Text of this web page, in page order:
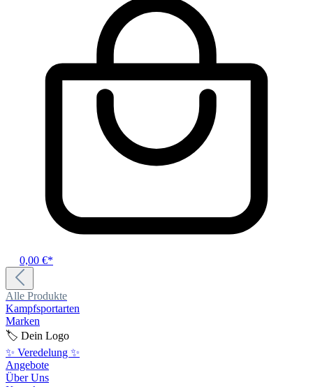
0,00 €*
Alle Produkte
Kampfsportarten
Marken
🏷️ Dein Logo
✨ Veredelung ✨
Angebote
Über Uns